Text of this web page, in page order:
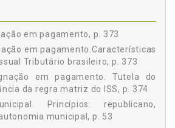
TRIBUTÁRIA, p. 135
Norma Jurídica, p. 135
de Incidência Tributária, p. 139
p. 146
Introdutórias, p. 146
p. 156
p. 158
em pagamento, p. 373
em pagamento.Características
Tributário brasileiro, p. 373
em pagamento. Tutela do
da regra matriz do ISS, p. 374
Princípios: republicano,
municipal, p. 53